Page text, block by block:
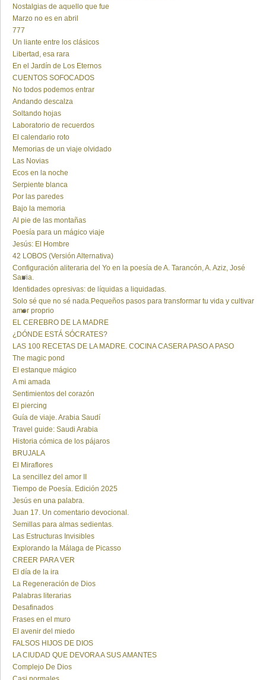
Nostalgias de aquello que fue
Marzo no es en abril
777
Un liante entre los clásicos
Libertad, esa rara
En el Jardín de Los Eternos
CUENTOS SOFOCADOS
No todos podemos entrar
Andando descalza
Soltando hojas
Laboratorio de recuerdos
El calendario roto
Memorias de un viaje olvidado
Las Novias
Ecos en la noche
Serpiente blanca
Por las paredes
Bajo la memoria
Al pie de las montañas
Poesía para un mágico viaje
Jesús: El Hombre
42 LOBOS (Versión Alternativa)
Configuración aliteraria del Yo en la poesía de A. Tarancón, A. Aziz, José
Sarria.
Identidades opresivas: de líquidas a liquidadas.
Solo sé que no sé nada.Pequeños pasos para transformar tu vida y cultivar
amor proprio
EL CEREBRO DE LA MADRE
¿DÓNDE ESTÁ SÓCRATES?
LAS 100 RECETAS DE LA MADRE. COCINA CASERA PASO A PASO
The magic pond
El estanque mágico
A mi amada
Sentimientos del corazón
El piercing
Guía de viaje. Arabia Saudí
Travel guide: Saudi Arabia
Historia cómica de los pájaros
BRUJALA
El Miraflores
La sencillez del amor II
Tiempo de Poesía. Edición 2025
Jesús en una palabra.
Juan 17. Un comentario devocional.
Semillas para almas sedientas.
Las Estructuras Invisibles
Explorando la Málaga de Picasso
CREER PARA VER
El día de la ira
La Regeneración de Dios
Palabras literarias
Desafinados
Frases en el muro
El avenir del miedo
FALSOS HIJOS DE DIOS
LA CIUDAD QUE DEVORA A SUS AMANTES
Complejo De Dios